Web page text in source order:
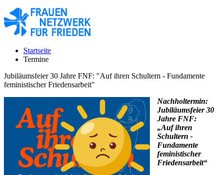
Startseite
Termine
Jubiläumsfeier 30 Jahre FNF: "Auf ihren Schultern - Fundamente
feministischer Friedensarbeit"
Nachholtermin:
Jubiläumsfeier 30
Jahre FNF:
„Auf ihren
Schultern -
Fundamente
feministischer
Friedensarbeit“